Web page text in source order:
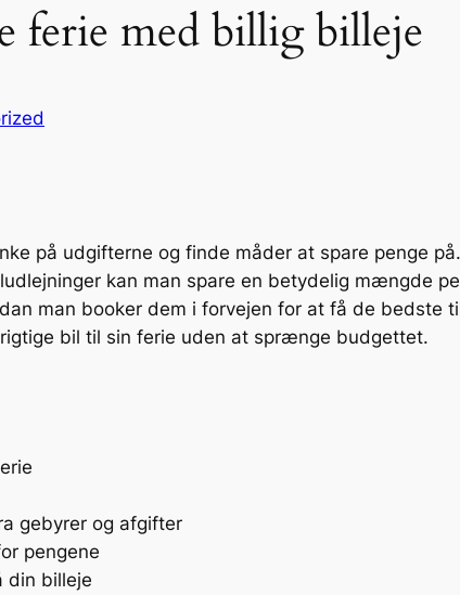
ferie med billig billeje
på udgifterne og finde måder at spare penge
kan man spare en betydelig mængde
man booker dem i forvejen for at få de bedste
bil til sin ferie uden at sprænge budgettet.
gebyrer og afgifter
pengene
din billeje